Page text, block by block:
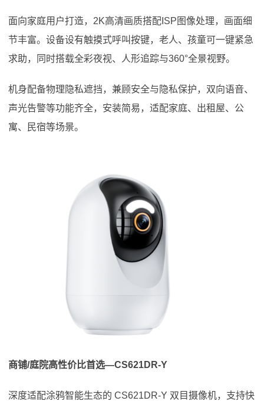
面向家庭用户打造，2K高清画质搭配ISP图像处理，画面细
节丰富。设备设有触摸式呼叫按键，老人、孩童可一键紧急
求助，同时搭载全彩夜视、人形追踪与360°全景视野。
机身配备物理隐私遮挡，兼顾安全与隐私保护，双向语音、
声光告警等功能齐全，安装简易，适配家庭、出租屋、公
寓、民宿等场景。
商铺/庭院高性价比首选—CS621DR-Y
深度适配涂鸦智能生态的 CS621DR‐Y 双目摄像机，支持快